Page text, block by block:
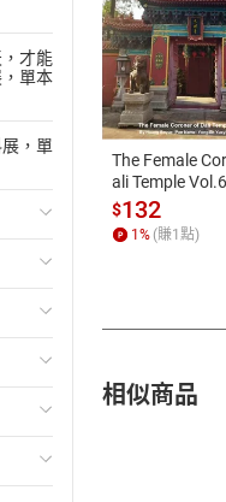
，才能
單本
，單
ATM轉帳
The Female
ali Temple
書】
$132
1 % (賺1 點)
相似商品